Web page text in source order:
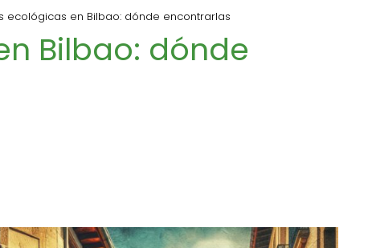
ecológicas en Bilbao: dónde encontrarlas
Bilbao: dónde